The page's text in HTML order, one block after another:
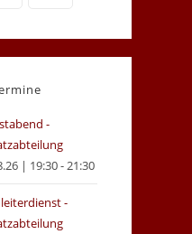
in
new
-
| 19:30 - 21:30
-